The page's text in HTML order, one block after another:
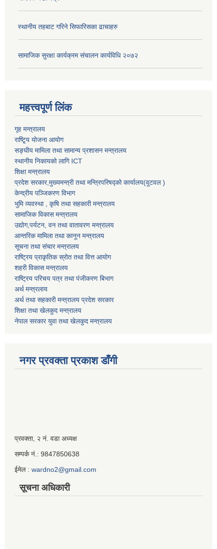
स्थानीय तहबाट गरिने सिफारिसका ढाचाहरु
सामाजिक सुरक्षा कार्यक्रम संचालन कार्यविधि २०७२
महत्त्वपूर्ण लिंक
गृह मन्त्रालय
राष्टि्ृय योजना आयोग
सङ्घीय मामिला तथा सामान्य प्रशासन मन्त्रालय
स्थानीय निकायको लागि ICT
शिक्षा मन्त्रालय
प्रदेश सरकार,मुख्यमन्त्री तथा मन्त्रिपरिषद्को कार्यालय(वुटवल )
केन्द्रीय पञ्जिकरण विभाग
भुमि व्यवस्था , कृषि तथा सहकारी मन्त्रालय
सामाजिक विकास मन्त्रालय
उद्याेग,पर्यटन, वन तथा वातावरण मन्त्रालय
आन्तरिक मामिला तथा कानून मन्त्रालय
सूचना तथा संचार मन्त्रालय
राष्ट्रिय प्राकृतिक स्रोत तथा वित्त आयोग
शहरी विकास मन्त्रालय
राष्ट्रिय परिचय पत्र तथा पंजीकरण बिभाग
अर्थ मन्त्रलाय
अर्थ तथा सहकारी मन्त्रालय प्रदेश सरकार
शिक्षा तथा खेलकुद मन्‍‍त्रालय
नेपाल सरकार युवा तथा खेलकुद मन्त्रालय
नगर प्रवक्ता प्रकाश डाँगी
Iframe
Generator
प्रवक्ता, २ नं. वडा अध्यक्ष
सम्पर्क नं.: 9847850638
ईमेल : wardno2@gmail.com
सूचना अधिकारी